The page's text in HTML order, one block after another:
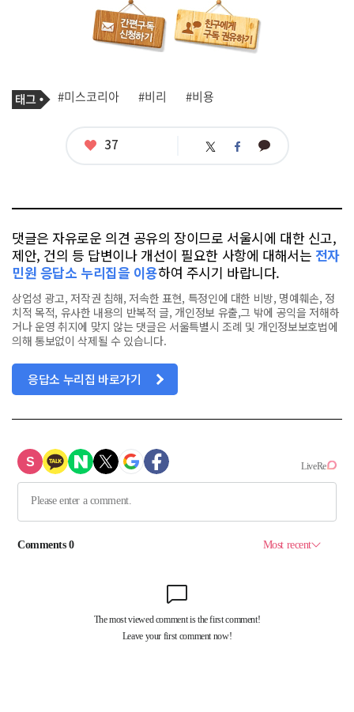
기
사
태
그
#미스코리아 #비리 #비용
좋
37 트 페 카
댓글은 자유로운 의견 공유의 장이므로 서울시에 대한 신고,
제안, 건의 등 답변이나 개선이 필요한 사항에 대해서는 전자
민원 응답소 누리집을 이용하여 주시기 바랍니다.
상업성 광고, 저작권 침해, 저속한 표현, 특정인에 대한 비방, 명예훼손, 정
치적 목적, 유사한 내용의 반복적 글, 개인정보 유출,그 밖에 공익을 저해하
거나 운영 취지에 맞지 않는 댓글은 서울특별시 조례 및 개인정보보호법에
의해 통보없이 삭제될 수 있습니다.
응답소 누리집 바로가기